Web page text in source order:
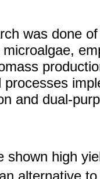
was done
processes
and dual-
shown high
alternative